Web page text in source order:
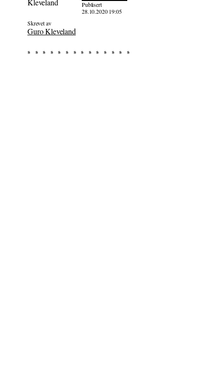
Publisert
28.10.2020 19:05
Skrevet av
Guro Kleveland